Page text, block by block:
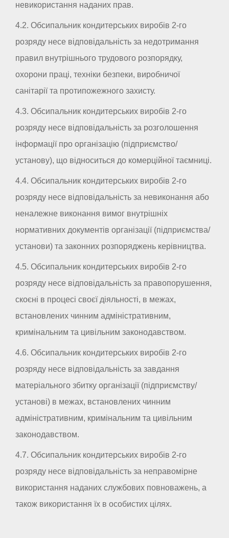
невикористання наданих прав.
4.2. Обсипальник кондитерських виробів 2-го
розряду несе відповідальність за недотримання
правил внутрішнього трудового розпорядку,
охорони праці, техніки безпеки, виробничої
санітарії та протипожежного захисту.
4.3. Обсипальник кондитерських виробів 2-го
розряду несе відповідальність за розголошення
інформації про організацію (підприємство/
установу), що відноситься до комерційної таємниці.
4.4. Обсипальник кондитерських виробів 2-го
розряду несе відповідальність за невиконання або
неналежне виконання вимог внутрішніх
нормативних документів організації (підприємства/
установи) та законних розпоряджень керівництва.
4.5. Обсипальник кондитерських виробів 2-го
розряду несе відповідальність за правопорушення,
скоєні в процесі своєї діяльності, в межах,
встановлених чинним адміністративним,
кримінальним та цивільним законодавством.
4.6. Обсипальник кондитерських виробів 2-го
розряду несе відповідальність за завдання
матеріального збитку організації (підприємству/
установі) в межах, встановлених чинним
адміністративним, кримінальним та цивільним
законодавством.
4.7. Обсипальник кондитерських виробів 2-го
розряду несе відповідальність за неправомірне
використання наданих службових повноважень, а
також використання їх в особистих цілях.